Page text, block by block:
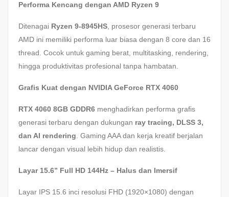
Performa Kencang dengan AMD Ryzen 9
Ditenagai Ryzen 9-8945HS , prosesor generasi terbaru
AMD ini memiliki performa luar biasa dengan 8 core dan 16
thread. Cocok untuk gaming berat, multitasking, rendering,
hingga produktivitas profesional tanpa hambatan.
Grafis Kuat dengan NVIDIA GeForce RTX 4060
RTX 4060 8GB GDDR6 menghadirkan performa grafis
generasi terbaru dengan dukungan ray tracing, DLSS 3,
dan AI rendering . Gaming AAA dan kerja kreatif berjalan
lancar dengan visual lebih hidup dan realistis.
Layar 15.6” Full HD 144Hz – Halus dan Imersif
Layar IPS 15.6 inci resolusi FHD (1920×1080) dengan